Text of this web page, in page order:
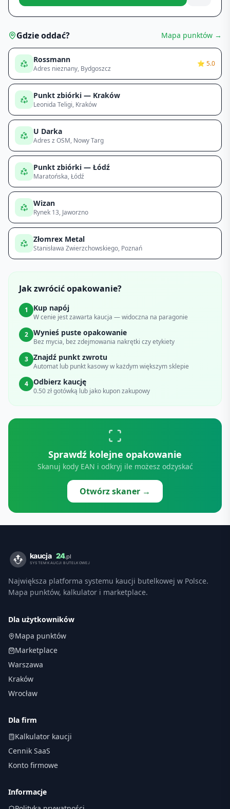
Gdzie oddać? Mapa punktów →
Rossmann
Adres nieznany, Bydgoszcz
⭐ 5.0
Punkt zbiórki — Kraków
Leonida Teligi, Kraków
U Darka
Adres z OSM, Nowy Targ
Punkt zbiórki — Łódź
Maratońska, Łódź
Wizan
Rynek 13, Jaworzno
Złomrex Metal
Stanisława Zwierzchowskiego, Poznań
Jak zwrócić opakowanie?
1 Kup napój
W cenie jest zawarta kaucja — widoczna na paragonie
2
Wynieś puste opakowanie
Bez mycia, bez zdejmowania nakrętki czy etykiety
3
Znajdź punkt zwrotu
Automat lub punkt kasowy w każdym większym sklepie
4
Odbierz kaucję
0.50 zł gotówką lub jako kupon zakupowy
Sprawdź kolejne opakowanie
Skanuj kody EAN i odkryj ile możesz odzyskać
Otwórz skaner →
Największa platforma systemu kaucji butelkowej w Polsce.
Mapa punktów, kalkulator i marketplace.
Dla użytkowników
Mapa punktów
Marketplace
Warszawa
Kraków
Wrocław
Dla firm
Kalkulator kaucji
Cennik SaaS
Konto firmowe
Informacje